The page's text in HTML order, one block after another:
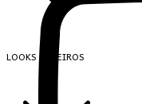
LOOKS INTEIROS